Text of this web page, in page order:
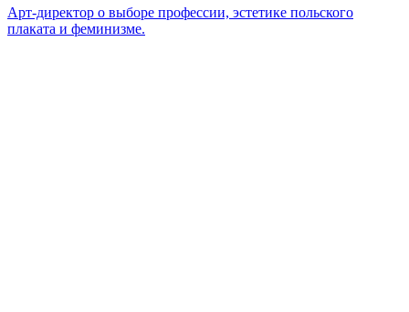
Арт-директор о выборе профессии, эстетике польского
плаката и феминизме.